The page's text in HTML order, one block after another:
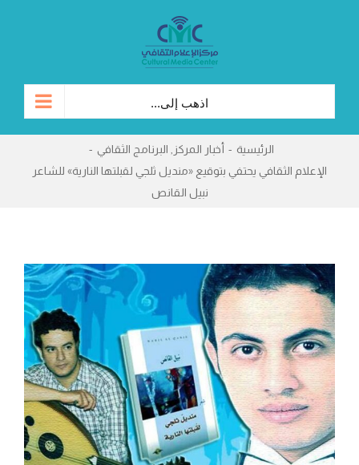
اذهب إلى...
الرئيسية - أخبار المركز البرنامج الثقافي -
الإعلام الثقافي يحتفي بتوقيع «منديل ثلجي لقبلتها النارية» للشاعر
نبيل القانص
مشاهدة
صورة
أكبر